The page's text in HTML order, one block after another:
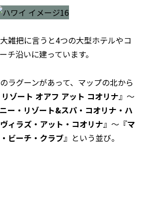
雑把に言うと4つの大型ホテルやコ
チ沿いに建っています。
ラグーンがあって、マップの北から
ゾート オアフ アット コオリナ』～
ー・リゾート&スパ・コオリナ・ハ
ィラズ・アット・コオリナ』～『マ
ビーチ・クラブ』という並び。